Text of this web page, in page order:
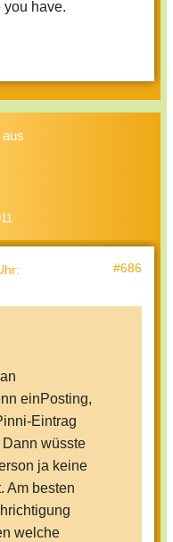
you have.
aus
: #686
einPosting,
Eintrag
wüsste
ja keine
Am besten
welche